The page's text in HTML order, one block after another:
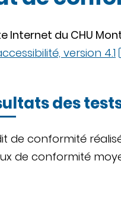
Internet du CHU
version 4.1
des
de conformité
de conformité